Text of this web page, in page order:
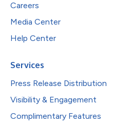
Careers
Media Center
Help Center
Services
Press Release Distribution
Visibility & Engagement
Complimentary Features